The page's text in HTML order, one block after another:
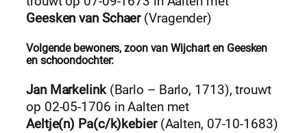
Geesken van Schaer(Vragender)
Volgende bewoners, zoon van Wijchart en Geesken
en schoondochter:
Jan Markelink(Barlo – Barlo, 1713), trouwt
op 02-05-1706 in Aalten met
Aeltje(n) Pa(c/k)kebier(Aalten, 07-10-1683)